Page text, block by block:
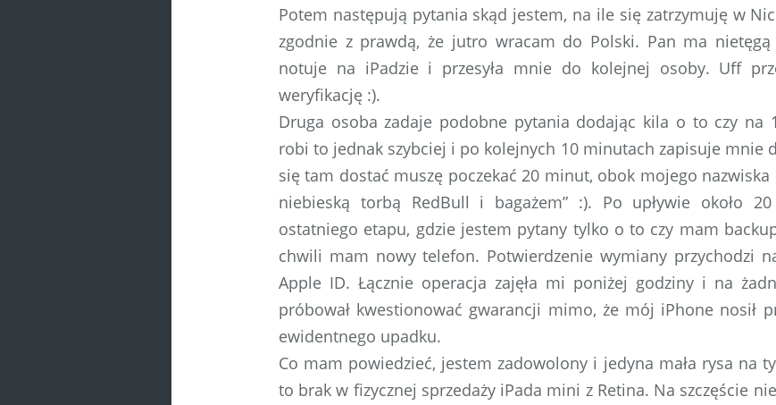
Potem następują pytania skąd jestem, na ile się zatrzymuję w
zgodnie z prawdą, że jutro wracam do Polski. Pan ma
notuje na iPadzie i przesyła mnie do kolejnej osoby. Uff
weryfikację :).
Druga osoba zadaje podobne pytania dodając kila o to czy na
robi to jednak szybciej i po kolejnych 10 minutach zapisuje mnie
się tam dostać muszę poczekać 20 minut, obok mojego nazwiska
niebieską torbą RedBull i bagażem” :). Po upływie około
ostatniego etapu, gdzie jestem pytany tylko o to czy mam
chwili mam nowy telefon. Potwierdzenie wymiany przychodzi
Apple ID. Łącznie operacja zajęła mi poniżej godziny i na
próbował kwestionować gwarancji mimo, że mój iPhone nosił
ewidentnego upadku.
Co mam powiedzieć, jestem zadowolony i jedyna mała rysa na
to brak w fizycznej sprzedaży iPada mini z Retina. Na szczęście